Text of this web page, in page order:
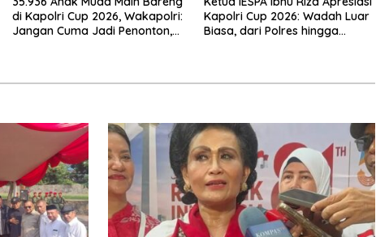
di Kapolri Cup 2026, Wakapolri:
Jangan Cuma Jadi Penonton,
Kapolri Cup 2026: Wadah Luar
Biasa, dari Polres hingga